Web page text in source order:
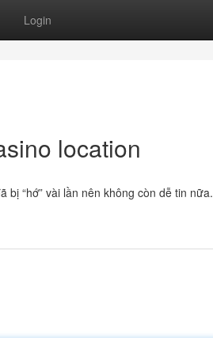
Login
location
“hớ” vài lần nên không còn dễ tin